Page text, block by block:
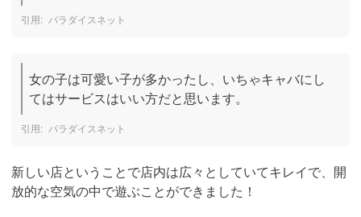
パラダイスネット
女の子は可愛い子が多かったし、いちゃキャバにし
てはサービスはいい方だと思います。
パラダイスネット
新しい店ということで店内は広々としていてキレイで、開
放的な空気の中で遊ぶことができました！